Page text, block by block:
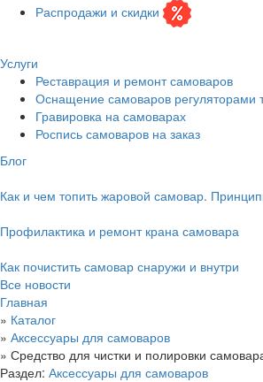
Распродажи и скидки
Услуги
Реставрация и ремонт самоваров
Оснащение самоваров регуляторами
Гравировка на самоварах
Роспись самоваров на заказ
Блог
Как и чем топить жаровой самовар.
Профилактика и ремонт крана самовара
Как почистить самовар снаружи и внутри
Все новости
Главная
» Каталог
» Аксессуары для самоваров
» Средство для чистки и полировки
Раздел: Аксессуары для самоваров